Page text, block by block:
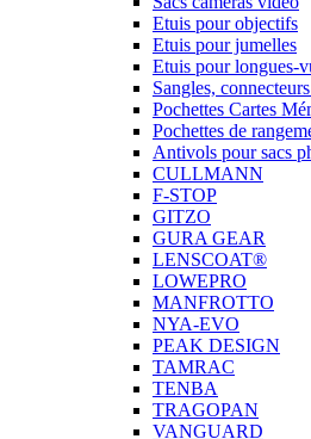
Etuis pour objectifs
Etuis pour jumelles
Etuis pour longues-
Sangles,
Pochettes Cartes
Pochettes de
Antivols pour sacs
CULLMANN
F-STOP
GITZO
GURA GEAR
LENSCOAT®
LOWEPRO
MANFROTTO
NYA-EVO
PEAK DESIGN
TAMRAC
TENBA
TRAGOPAN
VANGUARD